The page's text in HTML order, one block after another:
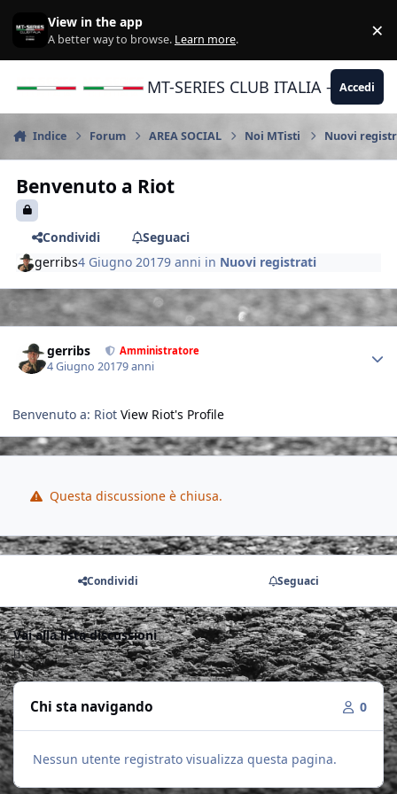
View in the app
A better way to browse. Learn more. ×
MT-SERIES CLUB ITALIA -Accedi
Indice Forum AREA SOCIAL Noi MTisti Nuovi
Benvenuto a Riot
Condividi
Seguaci
gerribs4 Giugno 20179 anni in Nuovi registrati
gerribs Amministratore
4 Giugno 20179 anni
Benvenuto a: Riot View Riot's Profile
Questa discussione è chiusa.
Condividi Seguaci
Vai alla lista discussioni
Chi sta navigando 0
Nessun utente registrato visualizza questa pagina.